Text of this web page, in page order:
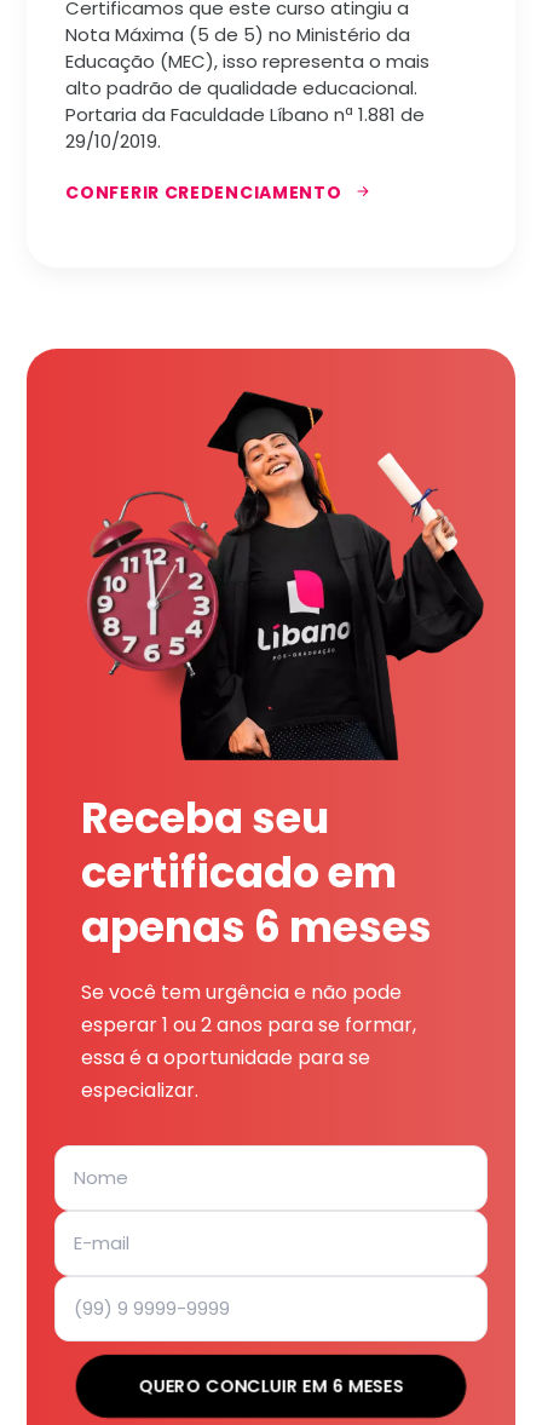
Certificamos que este curso atingiu a
Nota Máxima (5 de 5) no Ministério da
Educação (MEC), isso representa o mais
alto padrão de qualidade educacional.
Portaria da Faculdade Líbano nª 1.881 de
29/10/2019.
CONFERIR CREDENCIAMENTO
Receba seu
certificado em
apenas 6 meses
Se você tem urgência e não pode
esperar 1 ou 2 anos para se formar,
essa é a oportunidade para se
especializar.
QUERO CONCLUIR EM 6 MESES